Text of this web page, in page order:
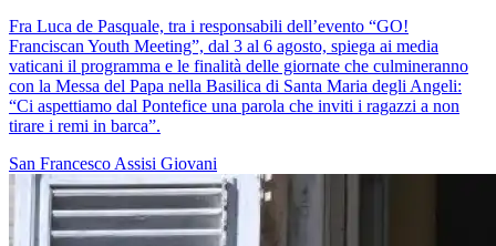
Fra Luca de Pasquale, tra i responsabili dell’evento “GO!
Franciscan Youth Meeting”, dal 3 al 6 agosto, spiega ai media
vaticani il programma e le finalità delle giornate che culmineranno
con la Messa del Papa nella Basilica di Santa Maria degli Angeli:
“Ci aspettiamo dal Pontefice una parola che inviti i ragazzi a non
tirare i remi in barca”.
San Francesco Assisi Giovani